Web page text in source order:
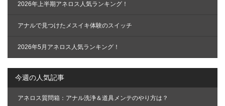
2026年上半期アネロス人気ランキング！
アナルで見つけたメスイキ体験のスイッチ
2026年5月アネロス人気ランキング！
今週の人気記事
アネロス質問箱：アナル洗浄＆道具メンテのやり方は？